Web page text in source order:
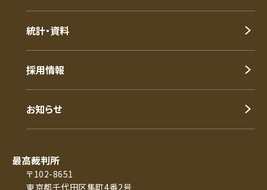
統計・資料
採用情報
お知らせ
最高裁判所
〒102-8651
東京都千代田区隼町4番2号